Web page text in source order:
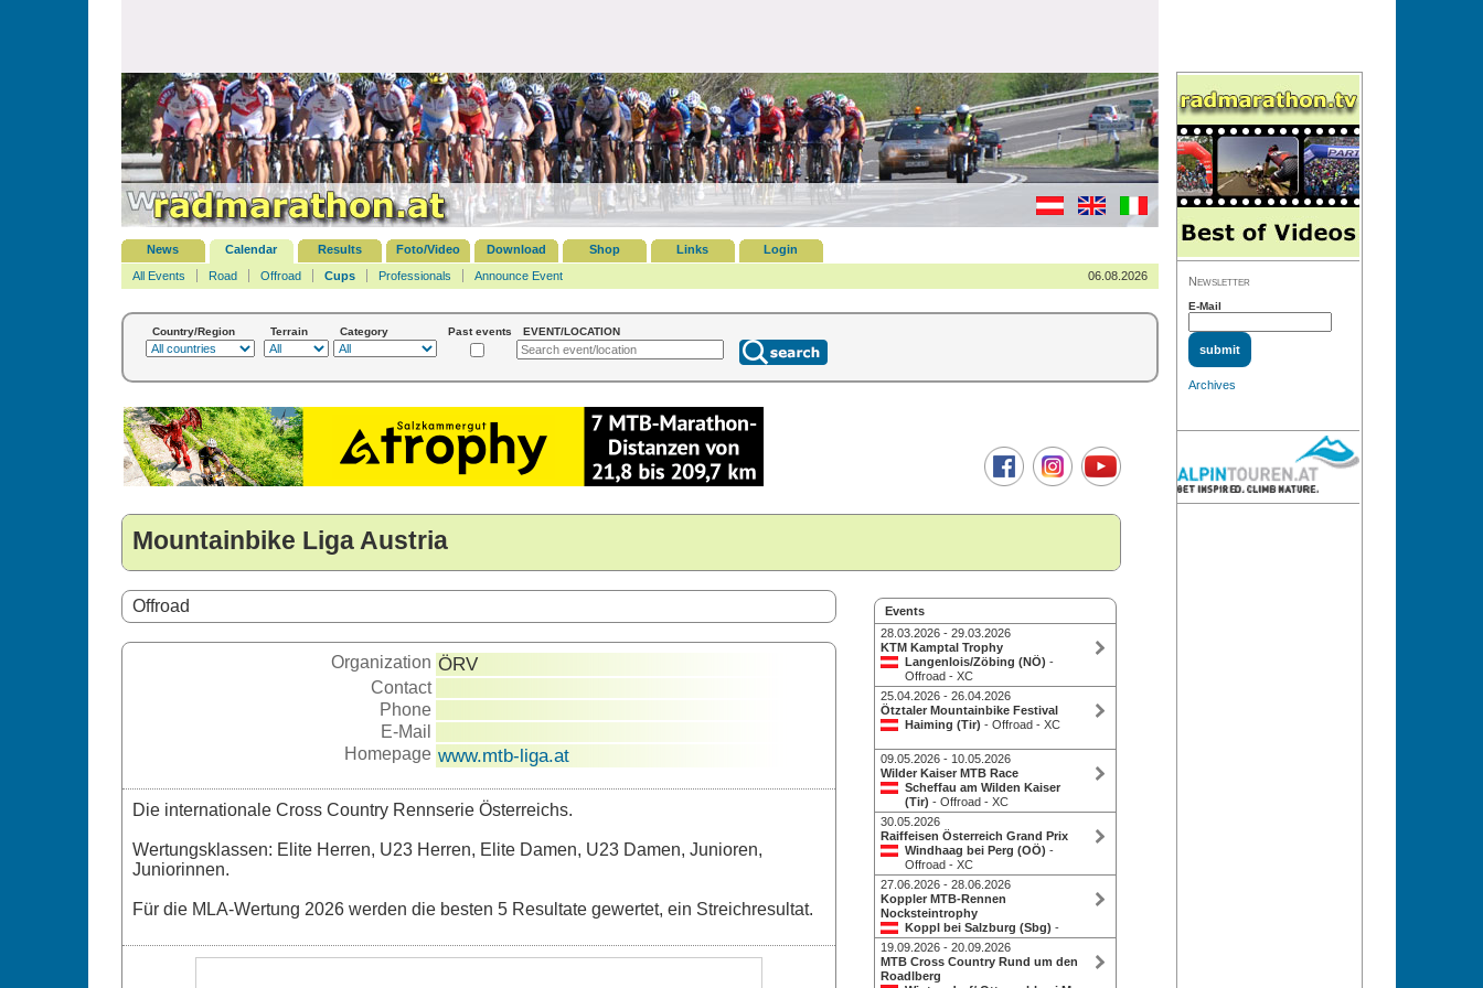
News Calendar Results Foto/Video Download Shop Links
Login
All Events
Road Offroad Cups Professionals Announce Event 06.08.2026
Country/Region Terrain Category Past events EVENT/LOCATION
Mountainbike Liga Austria
Events
28.03.2026 - 29.03.2026
KTM Kamptal Trophy
Langenlois/Zöbing (NÖ) -
Offroad - XC
25.04.2026 - 26.04.2026
Ötztaler Mountainbike Festival
Haiming (Tir) - Offroad - XC
09.05.2026 - 10.05.2026
Wilder Kaiser MTB Race
Scheffau am Wilden Kaiser
(Tir) - Offroad - XC
30.05.2026
Raiffeisen Österreich Grand Prix
Windhaag bei Perg (OÖ) -
Offroad - XC
27.06.2026 - 28.06.2026
Koppler MTB-Rennen
Nocksteintrophy
Koppl bei Salzburg (Sbg) -
Offroad - XC
19.09.2026 - 20.09.2026
MTB Cross Country Rund um den
Roadlberg
Offroad
Organization ÖRV
Contact
Phone
E-Mail
Homepage www.mtb-liga.at
Die internationale Cross Country Rennserie Österreichs.
Wertungsklassen: Elite Herren, U23 Herren, Elite Damen, U23 Damen, Junioren,
Juniorinnen.
Für die MLA-Wertung 2026 werden die besten 5 Resultate gewertet, ein Streichresultat.
Newsletter
E-Mail
Archives